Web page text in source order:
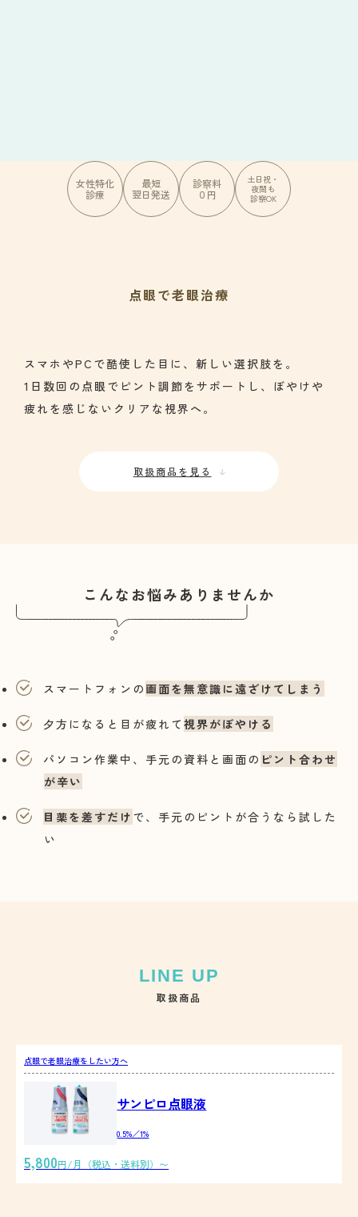
女性特化
診療
最短
翌日発送
診察料
０円
土日祝・
夜間も
診察OK
点眼で老眼治療
スマホやPCで酷使した目に、新しい選択肢を。
1日数回の点眼でピント調節をサポートし、ぼやけや
疲れを感じないクリアな視界へ。
取扱商品を見る
こんなお悩みありませんか
スマートフォンの 画面を無意識に遠ざけてしまう
夕方になると目が疲れて 視界がぼやける
パソコン作業中、手元の資料と画面の ピント合わせ
が辛い
目薬を差すだけ で、手元のピントが合うなら試した
い
取扱商品
点眼で老眼治療をしたい方へ
サンピロ点眼液
0.5%／1%
5,800円/月（税込・送料別）〜